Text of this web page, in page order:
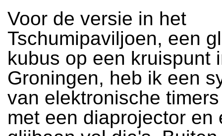
Voor de versie in het
Tschumipaviljoen, een
kubus op een kruispunt
Groningen, heb ik een
van elektronische
met een diaprojector en